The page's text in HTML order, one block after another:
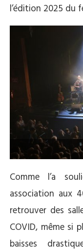
l’édition 2025 du
Comme l’a
association aux
retrouver des
COVID, même si
baisses